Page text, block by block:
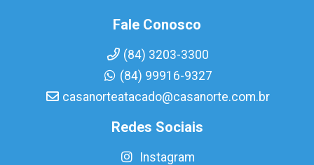
Fale Conosco
(84) 3203-3300
(84) 99916-9327
casanorteatacado@casanorte.com.br
Redes Sociais
Instagram